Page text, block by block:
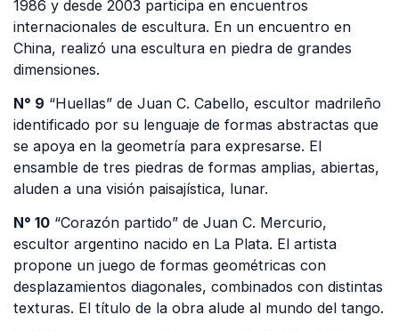
1986 y desde 2003 participa en encuentros
internacionales de escultura. En un encuentro en
China, realizó una escultura en piedra de grandes
dimensiones.
N° 9 “Huellas” de Juan C. Cabello, escultor madrileño
identificado por su lenguaje de formas abstractas que
se apoya en la geometría para expresarse. El
ensamble de tres piedras de formas amplias, abiertas,
aluden a una visión paisajística, lunar.
N° 10 “Corazón partido” de Juan C. Mercurio,
escultor argentino nacido en La Plata. El artista
propone un juego de formas geométricas con
desplazamientos diagonales, combinados con distintas
texturas. El título de la obra alude al mundo del tango.